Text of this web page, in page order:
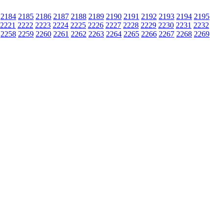
2184 2185 2186 2187 2188 2189 2190 2191 2192 2193 2194 2195
2221 2222 2223 2224 2225 2226 2227 2228 2229 2230 2231 2232
2258 2259 2260 2261 2262 2263 2264 2265 2266 2267 2268 2269